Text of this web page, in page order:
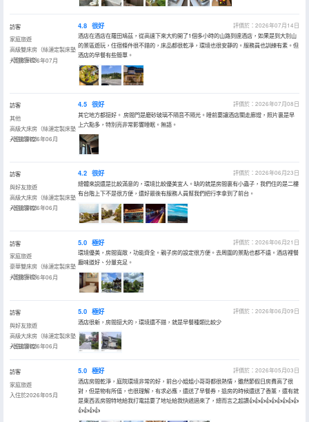
訪客
家庭旅遊
高級雙床房（絲漣定製床墊
+智能客控）
入住於2026年07月
4.8 很好
評價於：2026年07月14日
酒店在酒店在羅田鳩茲，從高速下來大約開了1個多小時的山路到達酒店，如果是到大別山
的景區遊玩，住宿條件很不錯的，床品都很乾凈，環境也很安靜的。服務員也訓練有素。但
酒店的早餐有些簡單。
訪客
其他
高級大床房（絲漣定製床墊
+智能客控）
入住於2026年06月
4.5 很好
評價於：2026年07月08日
其它地方都挺好。 房間門是磨砂玻璃不隔音不隔光。睡前要讓酒店關走廊燈，照片裏是早
上六點多，特別亮非常影響睡眠。無語。
訪客
與好友旅遊
高級大床房（絲漣定製床墊
+智能客控）
入住於2026年06月
4.2 很好
評價於：2026年06月23日
總體來説還是比較滿意的，環境比較優美宜人。缺的就是房間裏有小蟲子，我們住的是二樓
有台階上下不是很方便，還好最後有服務人員幫我們把行李拿到了前台。
訪客
家庭旅遊
豪華雙床房（絲漣定製床墊
+智能客控）
入住於2026年06月
5.0 極好
評價於：2026年06月21日
環境優美，房間寬敞，功能齊全。親子房的設定很方便。去周圍的景點也都不遠。酒店裡餐
廳味道好、分量充足。
訪客
與好友旅遊
高級大床房（絲漣定製床墊
+智能客控）
入住於2026年06月
5.0 極好
評價於：2026年06月09日
酒店很新，房間挺大的，環境還不錯，就是早餐種類比較少
訪客
家庭旅遊
入住於2026年05月
5.0 極好
評價於：2026年05月03日
酒店房間乾淨，庭院環境非常的好，前台小姐姐小哥哥都很熱情，雖然節假日房費高了很
對，但是物有所值，也很理解，有求必應，還送了早餐券，退房的時候還送了香薰，還有就
是東西丟房間特地給我打電話要了地址給我快遞過來了，總而言之超讚👍👍👍👍👍👍👍👍👍
👍👍👍👍